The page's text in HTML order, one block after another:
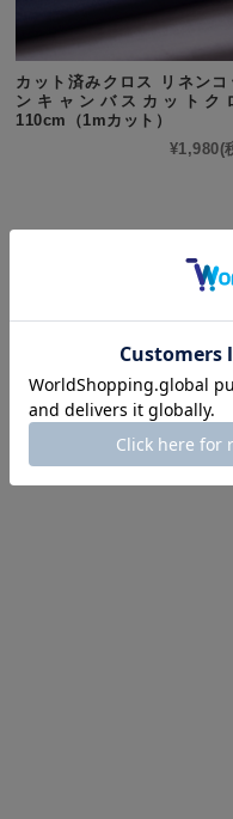
カット済みクロス リネンコ
ンキャンバスカットク
110cm（1mカット）
¥1,980(